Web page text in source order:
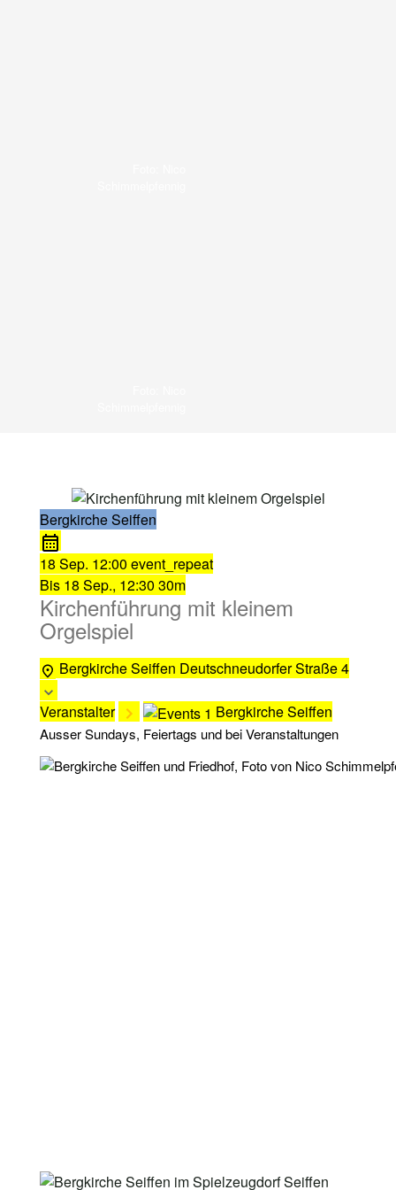
Bergkirche Seiffen
18 Sep. 12:00 event_repeat
Bis 18 Sep., 12:30 30m
Kirchenführung mit kleinem
Orgelspiel
Bergkirche Seiffen Deutschneudorfer Straße 4
Veranstalter Bergkirche Seiffen
Ausser Sundays, Feiertags und bei Veranstaltungen